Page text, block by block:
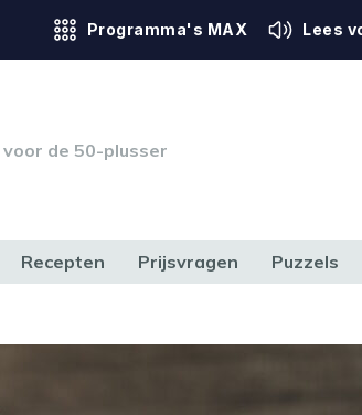
Programma's MAX Lees
de 50-plusser
Recepten Prijsvragen Puzzels